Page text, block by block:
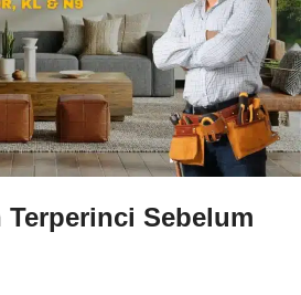
Terperinci Sebelum